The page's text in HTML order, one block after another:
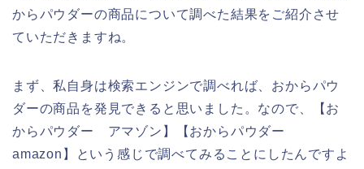
からパウダーの商品について調べた結果をご紹介させ
ていただきますね。
まず、私自身は検索エンジンで調べれば、おからパウ
ダーの商品を発見できると思いました。なので、【お
からパウダー アマゾン】【おからパウダー
amazon】という感じで調べてみることにしたんですよ